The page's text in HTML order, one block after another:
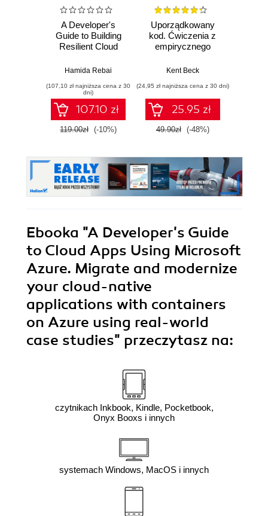
A Developer's
Guide to Building
Resilient Cloud
Azure. Deploy
serverless and
event-driven
architecture using
a cloud database
Hamida Rebai
(107,10 zł najniższa cena z 30
dni)
107.10 zł
119.00zł (-10%)
Uporządkowany
kod. Ćwiczenia z
empirycznego
oprogramowania
Kent Beck
(24,95 zł najniższa cena z 30 dni)
25.95 zł
49.90zł (-48%)
Ebooka "A Developer's Guide
to Cloud Apps Using Microsoft
Azure. Migrate and modernize
your cloud-native
applications with containers
on Azure using real-world
case studies" przeczytasz na:
czytnikach Inkbook, Kindle, Pocketbook,
Onyx Booxs i innych
systemach Windows, MacOS i innych